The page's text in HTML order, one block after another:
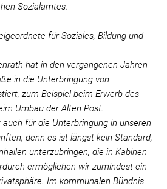
Sozialamtes.
für Soziales, Bildung und
hat in den vergangenen Jahren
in die Unterbringung von
zum Beispiel beim Erwerb des
Umbau der Alten Post.
auch für die Unterbringung in unseren
denn es ist längst kein Standard,
unterzubringen, die in Kabinen
ermöglichen wir zumindest ein
Im kommunalen Bündnis